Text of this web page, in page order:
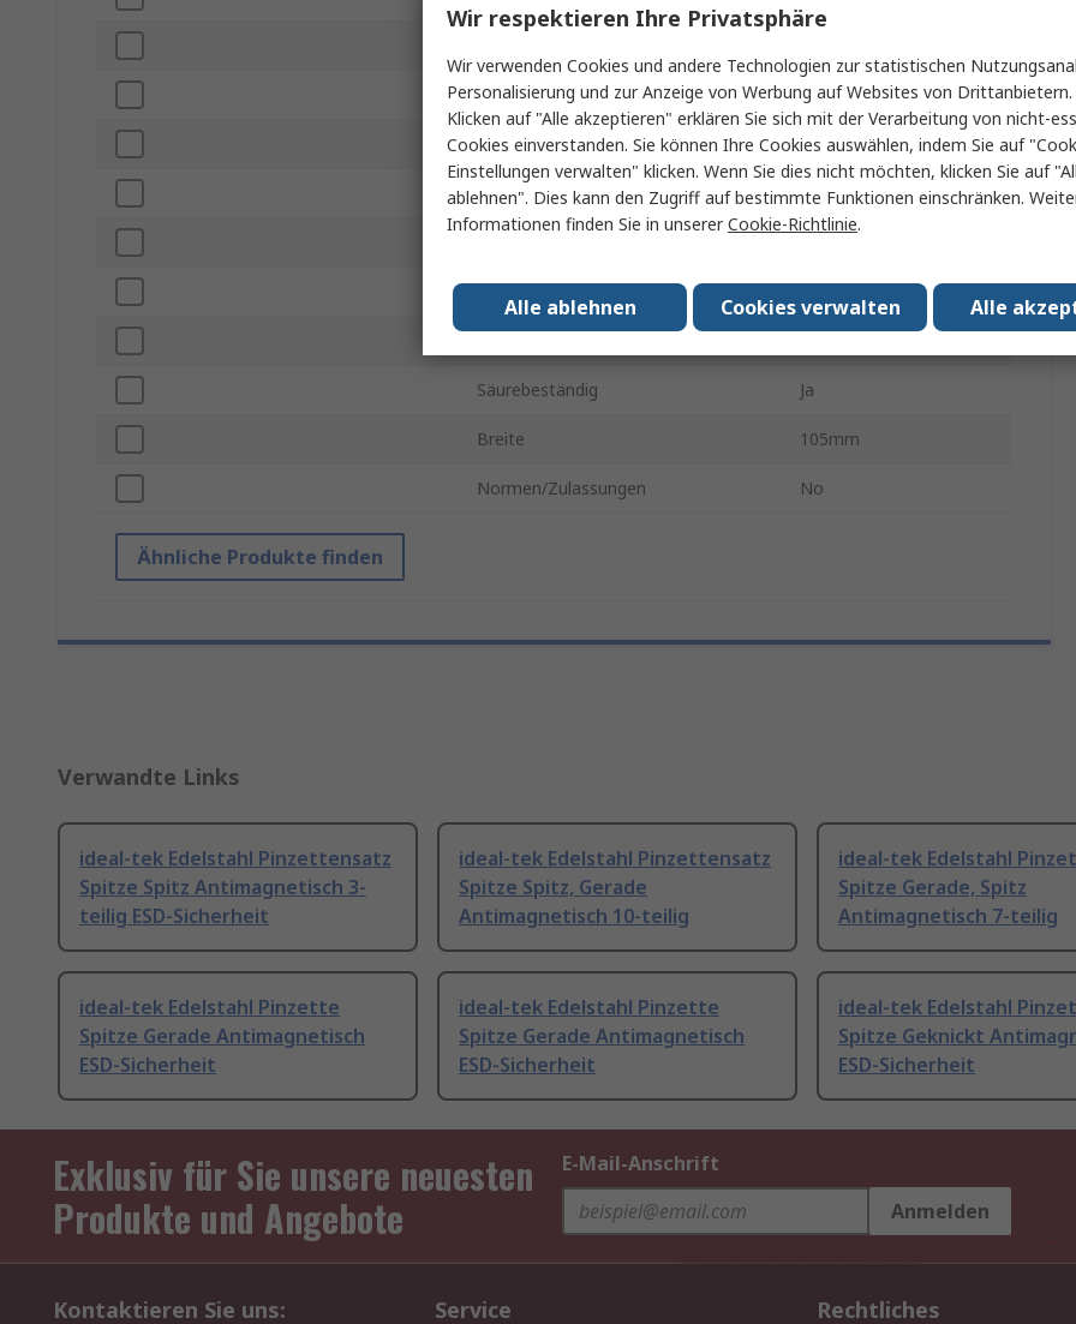
Material Edelstahl
Länge 180mm
Spitzenform Spitz
Säurebeständig Ja
Breite 105mm
Normen/Zulassungen No
Ähnliche Produkte finden
Verwandte Links
ideal-tek Edelstahl Pinzettensatz
Spitze Spitz Antimagnetisch 3-
teilig ESD-Sicherheit
ideal-tek Edelstahl Pinzettensatz
Spitze Spitz, Gerade
Antimagnetisch 10-teilig
ideal-tek Edelstahl
Spitze Gerade, Spitz
Antimagnetisch 7-teilig
ideal-tek Edelstahl Pinzette
Spitze Gerade Antimagnetisch
ESD-Sicherheit
ideal-tek Edelstahl Pinzette
Spitze Gerade Antimagnetisch
ESD-Sicherheit
ideal-tek Edelstahl
Spitze Geknickt
ESD-Sicherheit
Exklusiv für Sie unsere neuesten
Produkte und Angebote
E-Mail-Anschrift
Anmelden
Kontaktieren Sie uns: Service Rechtliches
Wir respektieren Ihre Privatsphäre
Wir verwenden Cookies und andere Technologien zur statistischen
Personalisierung und zur Anzeige von Werbung auf Websites von
Klicken auf "Alle akzeptieren" erklären Sie sich mit der Verarbeitung von nicht-
Cookies einverstanden. Sie können Ihre Cookies auswählen, indem Sie auf
Einstellungen verwalten" klicken. Wenn Sie dies nicht möchten, klicken Sie auf
ablehnen". Dies kann den Zugriff auf bestimmte Funktionen einschränken.
Informationen finden Sie in unsererCookie-Richtlinie.
Alle
Cookies verwalten
Alle ablehnen